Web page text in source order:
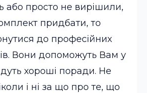
або просто не вирішили,
придбати, то
до професійних
Вони допоможуть Вам у
хороші поради. Не
і ні за що про те, що